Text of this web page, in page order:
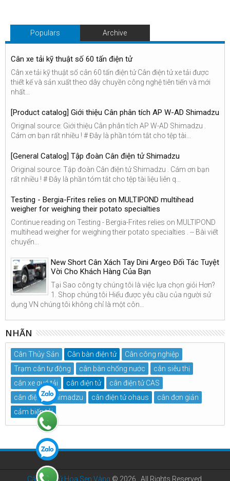
Populars Archive
Cân xe tải kỹ thuật số 60 tấn điện tử
Cân xe tải kỹ thuật số cân 60 tấn điện tử Cân điện tử xe tải được
thiết kế và sản xuất theo dây chuyền công nghệ tiên tiến và mới
nhất...
[Product catalog] Giới thiệu Cân phân tích AP W-AD Shimadzu
Original source: Giới thiệu Cân phân tích AP W-AD Shimadzu .
Cám ơn bạn rất nhiều ! # Đây là phần tóm tắt cho tệp tài...
[General Catalog] Tập đoàn Cân điện tử Shimadzu
Original source: Tập đoàn Cân điện tử Shimadzu . Cám ơn bạn
rất nhiều ! # Đây là phần tóm tắt cho tệp tài liệu liên q...
Testing - Bergia-Frites relies on MULTIPOND multihead
weigher for weighing their potato specialties
Continue reading on Testing - Bergia-Frites relies on MULTIPOND
multihead weigher for weighing their potato specialties . -- Bài viết
chuyển...
New Short Cân Xách Tay Dini Argeo Đối Tác Tuyệt
Vời Cho Khách Hàng Của Bạn
Tại Sao công ty chúng tôi là việc lựa chọn giỏi Hơn?
1. Shop chúng tôi Hiểu được yêu cầu của người sử
dụng VN chúng tôi không chỉ là một côn...
NHÃN
Cân Thủy Sản Cân bàn điện tử
Cân công nghiệp
Trạm cân tự động
cân bàn chống nước
cân siêu thị
cân xe quá tải
cân điện tử
cân điện tử CAS
cân điện tử Shimadzu
cân điện tử ohaus
cân đơn giản
cảm biến tải
Cân điện tử Hoa Sen Vàng © 2026 . All Rights Reserved.